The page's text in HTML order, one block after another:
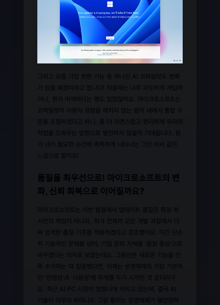
그리고 요즘 가장 핫한 기능 중 하나인 AI 코파일럿도 변화
가 있을 예정이라고 합니다! 처음에는 너무 과도하게 개입하
거나, 뭔가 어색하다는 평도 있었잖아요. 마이크로소프트는
코파일럿이 사용자 경험을 해치지 않는 범위 내에서 통합 수
준을 조절하겠다고 하니, 좀 더 자연스럽고 편리하게 우리의
작업을 도와주는 방향으로 발전하지 않을까 기대됩니다. 뭔
가 내가 필요한 순간에 똑똑하게 나타나는 그런 비서 같은
느낌으로 말이죠!
품질을 최우선으로! 마이크로소프트의 변
화, 신뢰 회복으로 이어질까요?
마이크로소프트는 이번 발표에서 업데이트 품질은 특정 부
서만의 책임이 아니라, 회사 전체의 모든 개발 과정에서 더
욱 엄격한 품질 기준을 적용하겠다고 강조했어요. 이건 단순
히 기술적인 문제를 넘어, 기업 문화 자체를 '품질 중심'으로
바꾸겠다는 의지로 보였는데요. 그동안은 새로운 기능을 잔
뜩 추가하는 데 집중했다면, 이제는 운영체제의 가장 기본적
인 '안정성'과 '사용성'에 무게를 두기 시작한 것 같더라구
요. 최근 AI PC 시장이 엄청나게 커지고 있는데, 결국 AI
기술이 아무리 뛰어나도 그걸 돌리는 운영체제가 불안정하